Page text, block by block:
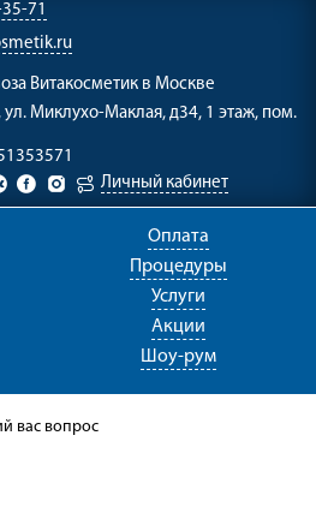
71
Витакосметик в Москве
Миклухо-Маклая, д34, 1 этаж, пом.
Личный кабинет
Оплата
Процедуры
Услуги
Акции
Шоу-рум
вас вопрос